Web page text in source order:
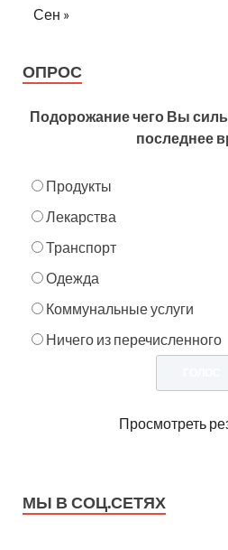
Сен »
ОПРОС
Подорожание чего Вы
последнее
Продукты
Лекарства
Транспорт
Одежда
Коммунальные услуги
Ничего из перечисленного
Просмотреть
МЫ В СОЦ.СЕТЯХ